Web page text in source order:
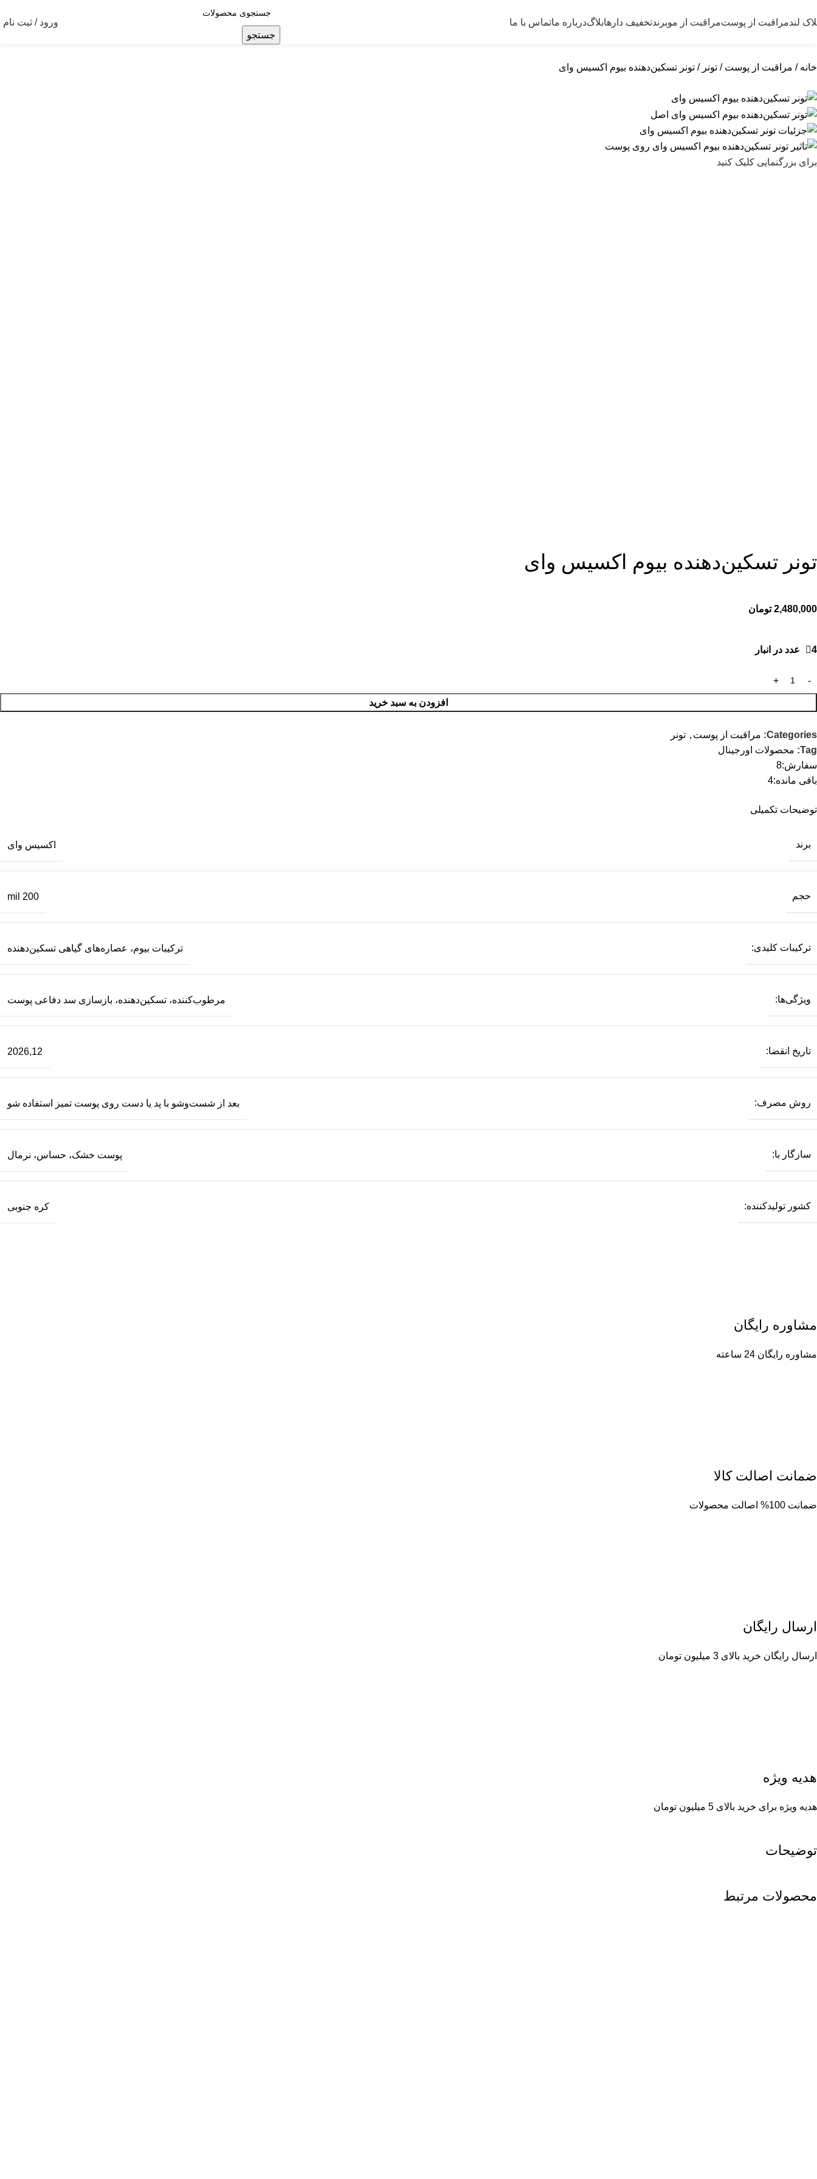
لندمراقبت از پوستمراقبت از موبرندتخفیف دارهابلاگدرباره ماتماس با ما
جستجو
ورود / ثبت نام
خانه مراقبت از پوست تونر تونر تسکین‌دهنده بیوم اکسیس وای
برای بزرگنمایی کلیک کنید
تونر تسکین‌دهنده بیوم اکسیس وای
2,480,000 تومان
4 عدد در انبار
افزودن به سبد خرید
Categories: مراقبت از پوست , تونر
Tag: محصولات اورجینال
سفارش:8
باقی مانده:4
توضیحات تکمیلی
برند اکسیس وای
حجم 200 mil
ترکیبات کلیدی: ترکیبات بیوم، عصاره‌های گیاهی تسکین‌دهنده
ویژگی‌ها: مرطوب‌کننده، تسکین‌دهنده، بازسازی سد دفاعی پوست
تاریخ انقضا: 2026,12
روش مصرف: بعد از شست‌وشو با پد یا دست روی پوست تمیز استفاده شو
سازگار با: پوست خشک، حساس، نرمال
کشور تولیدکننده: کره جنوبی
مشاوره رایگان
مشاوره رایگان 24 ساعته
ضمانت اصالت کالا
ضمانت 100% اصالت محصولات
ارسال رایگان
ارسال رایگان خرید بالای 3 میلیون تومان
هدیه ویژه
هدیه ویژه برای خرید بالای 5 میلیون تومان
توضیحات
محصولات مرتبط